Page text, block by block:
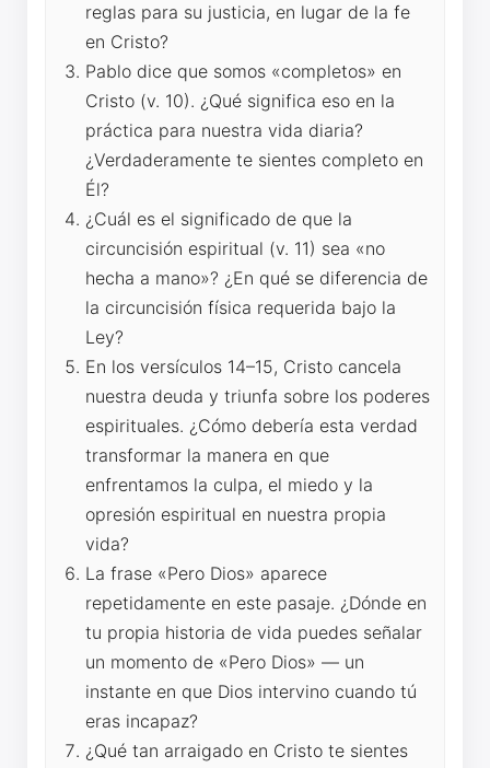
reglas para su justicia, en lugar de la fe
en Cristo?
Pablo dice que somos «completos» en
Cristo (v. 10). ¿Qué significa eso en la
práctica para nuestra vida diaria?
¿Verdaderamente te sientes completo en
Él?
¿Cuál es el significado de que la
circuncisión espiritual (v. 11) sea «no
hecha a mano»? ¿En qué se diferencia de
la circuncisión física requerida bajo la
Ley?
En los versículos 14–15, Cristo cancela
nuestra deuda y triunfa sobre los poderes
espirituales. ¿Cómo debería esta verdad
transformar la manera en que
enfrentamos la culpa, el miedo y la
opresión espiritual en nuestra propia
vida?
La frase «Pero Dios» aparece
repetidamente en este pasaje. ¿Dónde en
tu propia historia de vida puedes señalar
un momento de «Pero Dios» — un
instante en que Dios intervino cuando tú
eras incapaz?
¿Qué tan arraigado en Cristo te sientes